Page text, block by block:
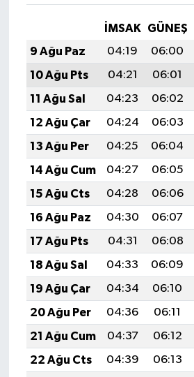
İMSAK GÜNEŞ
9 Ağu Paz
04:19 06:00
10 Ağu Pts
04:21 06:01
11 Ağu Sal
04:23 06:02
12 Ağu Çar
04:24 06:03
13 Ağu Per
04:25 06:04
14 Ağu Cum
04:27 06:05
15 Ağu Cts
04:28 06:06
16 Ağu Paz
04:30 06:07
17 Ağu Pts
04:31 06:08
18 Ağu Sal
04:33 06:09
19 Ağu Çar
04:34 06:10
20 Ağu Per
04:36 06:11
21 Ağu Cum
04:37 06:12
22 Ağu Cts
04:39 06:13